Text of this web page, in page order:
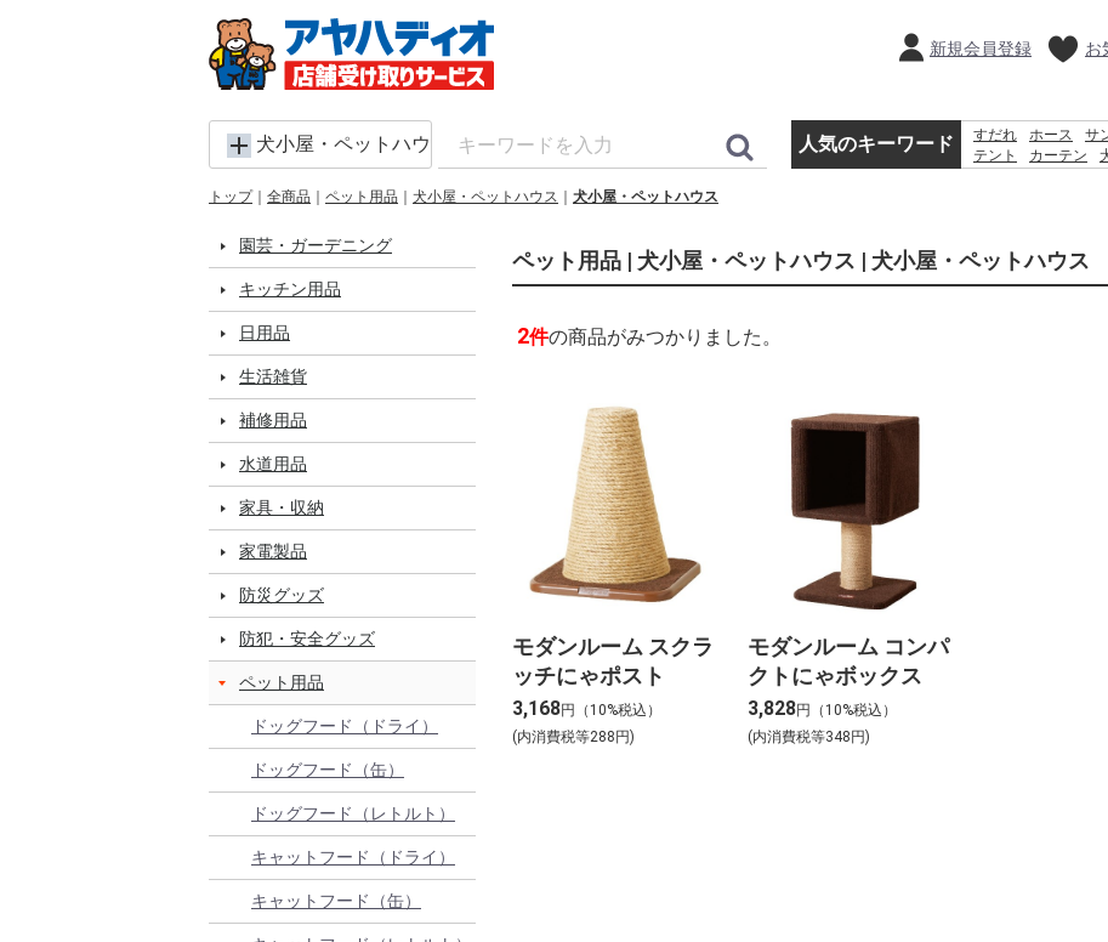
新規会員登録 お
犬小屋・ペットハウス 人気のキーワード すだれ ホース サ
テント
カーテン
トップ 全商品 ペット用品 犬小屋・ペットハウス 犬小屋・ペットハウス
園芸・ガーデニング
キッチン用品
日用品
生活雑貨
補修用品
水道用品
家具・収納
家電製品
防災グッズ
防犯・安全グッズ
ペット用品
ドッグフード（ドライ）
ドッグフード（缶）
ドッグフード（レトルト）
キャットフード（ドライ）
キャットフード（缶）
ペット用品 | 犬小屋・ペットハウス | 犬小屋・ペットハウス
2件の商品がみつかりました。
モダンルーム スクラ
ッチにゃポスト
3,168円（10%税込）
(内消費税等288円)
モダンルーム コンパ
クトにゃボックス
3,828円（10%税込）
(内消費税等348円)